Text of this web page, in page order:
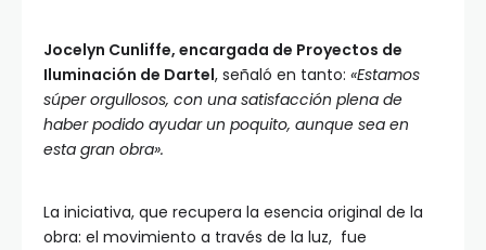
Jocelyn Cunliffe, encargada de Proyectos de
Iluminación de Dartel, señaló en tanto: «Estamos
súper orgullosos, con una satisfacción plena de
haber podido ayudar un poquito, aunque sea en
esta gran obra».
La iniciativa, que recupera la esencia original de la
obra: el movimiento a través de la luz, fue